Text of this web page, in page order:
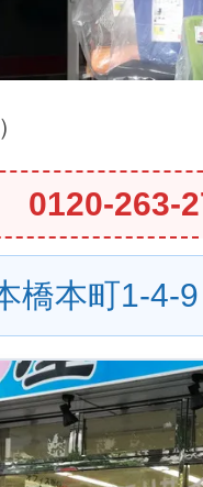
0120-263-
橋本町1-4-9